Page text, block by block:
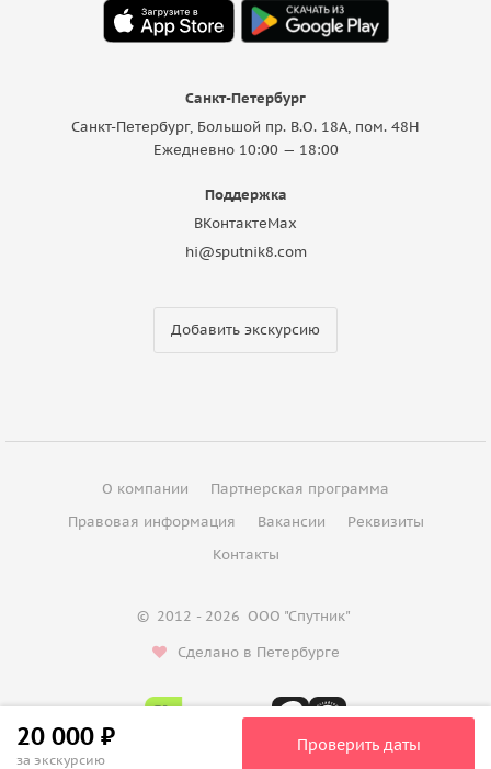
20 000 ₽
за экскурсию
Проверить даты
Санкт-Петербург
Санкт-Петербург, Большой пр. В.О. 18A, пом. 48Н
Ежедневно 10:00 — 18:00
Поддержка
ВКонтактеMax
hi@sputnik8.com
Добавить экскурсию
О компании
Партнерская программа
Правовая информация
Вакансии
Реквизиты
Контакты
© 2012 - 2026 ООО "Спутник"
Сделано в Петербурге